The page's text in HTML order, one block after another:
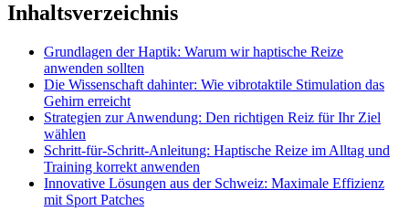
Inhaltsverzeichnis
Grundlagen der Haptik: Warum wir haptische Reize
anwenden sollten
Die Wissenschaft dahinter: Wie vibrotaktile Stimulation das
Gehirn erreicht
Strategien zur Anwendung: Den richtigen Reiz für Ihr Ziel
wählen
Schritt-für-Schritt-Anleitung: Haptische Reize im Alltag und
Training korrekt anwenden
Innovative Lösungen aus der Schweiz: Maximale Effizienz
mit Sport Patches